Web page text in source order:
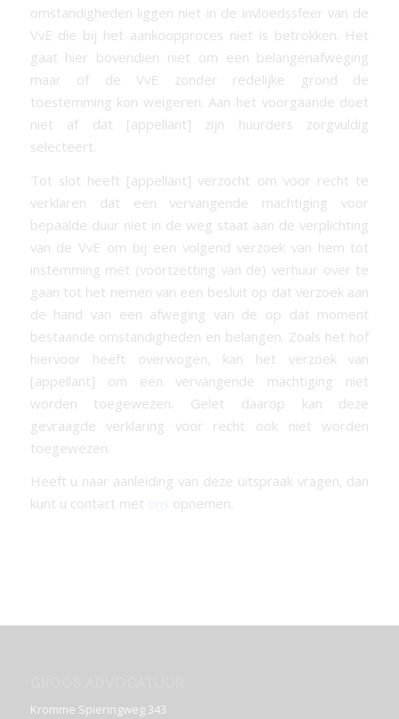
omstandigheden liggen niet in de invloedssfeer van de
VvE die bij het aankoopproces niet is betrokken. Het
gaat hier bovendien niet om een belangenafweging
maar of de VvE zonder redelijke grond de
toestemming kon weigeren. Aan het voorgaande doet
niet af dat [appellant] zijn huurders zorgvuldig
selecteert.
Tot slot heeft [appellant] verzocht om voor recht te
verklaren dat een vervangende machtiging voor
bepaalde duur niet in de weg staat aan de verplichting
van de VvE om bij een volgend verzoek van hem tot
instemming met (voortzetting van de) verhuur over te
gaan tot het nemen van een besluit op dat verzoek aan
de hand van een afweging van de op dat moment
bestaande omstandigheden en belangen. Zoals het hof
hiervoor heeft overwogen, kan het verzoek van
[appellant] om een vervangende machtiging niet
worden toegewezen. Gelet daarop kan deze
gevraagde verklaring voor recht ook niet worden
toegewezen.
Heeft u naar aanleiding van deze uitspraak vragen, dan
kunt u contact met ons opnemen.
Kromme Spieringweg 343